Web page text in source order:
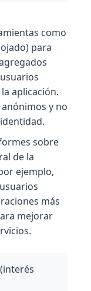
como
para
aplicación.
y no
sobre
de la
ejemplo,
más
mejorar